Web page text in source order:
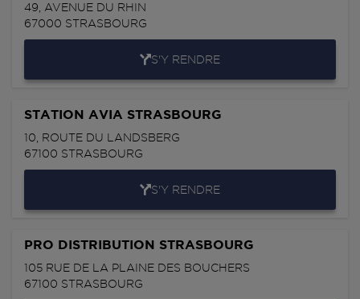
49, AVENUE DU RHIN
67000 STRASBOURG
S'Y RENDRE
STATION AVIA STRASBOURG
10, ROUTE DU LANDSBERG
67100 STRASBOURG
S'Y RENDRE
PRO DISTRIBUTION STRASBOURG
105 RUE DE LA PLAINE DES BOUCHERS
67100 STRASBOURG